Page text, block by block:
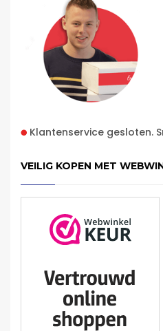
Klantenservice gesloten.
VEILIG KOPEN MET